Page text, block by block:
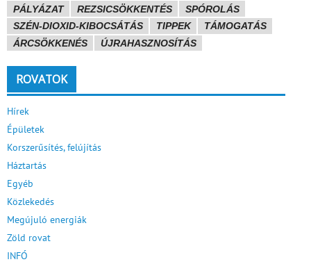
PÁLYÁZAT
REZSICSÖKKENTÉS
SPÓROLÁS
SZÉN-DIOXID-KIBOCSÁTÁS
TIPPEK
TÁMOGATÁS
ÁRCSÖKKENÉS
ÚJRAHASZNOSÍTÁS
ROVATOK
Hírek
Épületek
Korszerűsítés, felújítás
Háztartás
Egyéb
Közlekedés
Megújuló energiák
Zöld rovat
INFÓ